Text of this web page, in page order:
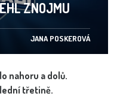
ZNOJMU
JANA POSKEROVÁ
nahoru a dolů.
třetině.